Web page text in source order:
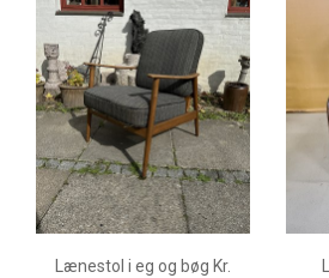
Lænestol i eg og bøg Kr.